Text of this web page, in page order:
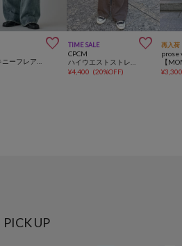
 TIME SALE 
CPCM
¥4,400 (20%OFF)
再入荷
prose
¥
PICK UP